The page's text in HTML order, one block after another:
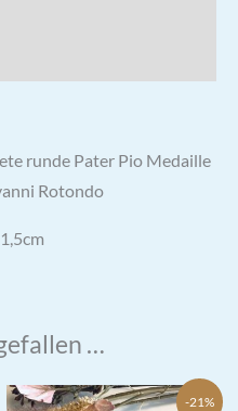
runde Pater Pio Medaille
Rotondo
…
-21%